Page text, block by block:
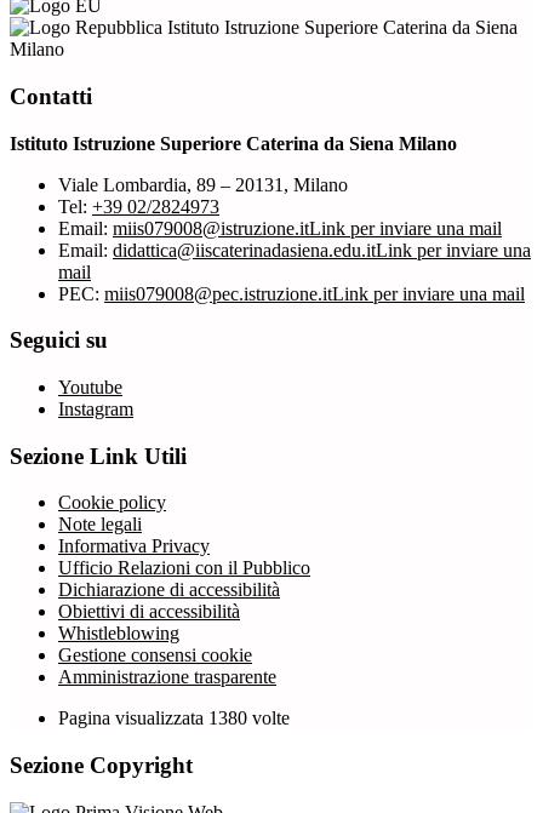
Istituto Istruzione Superiore Caterina da Siena
Milano
Contatti
Istituto Istruzione Superiore Caterina da Siena Milano
Viale Lombardia, 89 – 20131, Milano
Tel: +39 02/2824973
Email: miis079008@istruzione.itLink per inviare una mail
Email: didattica@iiscaterinadasiena.edu.itLink per inviare una
mail
PEC: miis079008@pec.istruzione.itLink per inviare una mail
Seguici su
Youtube
Instagram
Sezione Link Utili
Cookie policy
Note legali
Informativa Privacy
Ufficio Relazioni con il Pubblico
Dichiarazione di accessibilità
Obiettivi di accessibilità
Whistleblowing
Gestione consensi cookie
Amministrazione trasparente
Pagina visualizzata 1380 volte
Sezione Copyright